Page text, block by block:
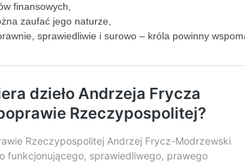
finansowych,
zaufać jego naturze,
sprawiedliwie i surowo – króla powinny